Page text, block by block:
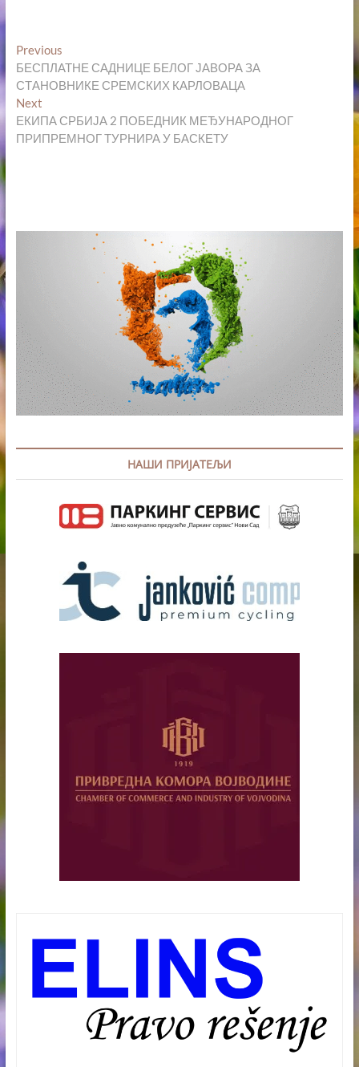
Кретање
чланка
PreviousPrevious
post:
БЕСПЛАТНЕ САДНИЦЕ БЕЛОГ ЈАВОРА ЗА
СТАНОВНИКЕ СРЕМСКИХ КАРЛОВАЦА
NextNext
post:
ЕКИПА СРБИЈА 2 ПОБЕДНИК МЕЂУНАРОДНОГ
ПРИПРЕМНОГ ТУРНИРА У БАСКЕТУ
НАШИ ПРИЈАТЕЉИ